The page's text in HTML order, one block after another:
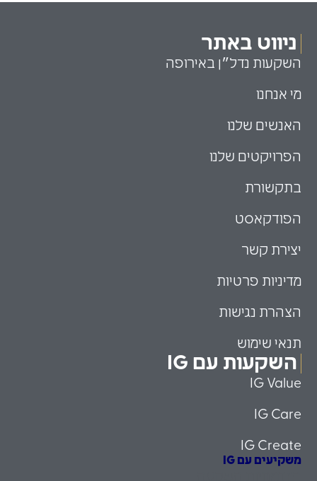
ניווט באתר
השקעות נדל״ן באירופה
מי אנחנו
האנשים שלנו
הפרויקטים שלנו
בתקשורת
הפודקאסט
יצירת קשר
מדיניות פרטיות
הצהרת נגישות
תנאי שימוש
השקעות עם IG
IG Value
IG Care
IG Create
משקיעים עם IG